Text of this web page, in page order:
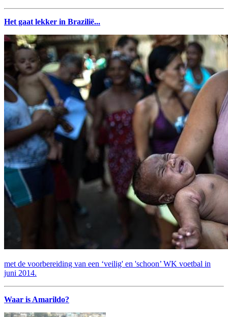
Het gaat lekker in Brazilië...
met de voorbereiding van een ‘veilig' en 'schoon’ WK voetbal in
juni 2014.
Waar is Amarildo?